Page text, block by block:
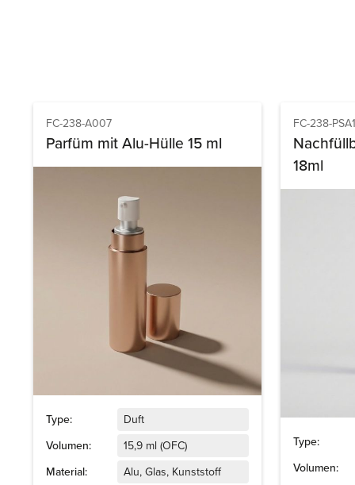
FC-238-A007
Parfüm mit Alu-Hülle 15 ml
Type:
Duft
Volumen:
15,9 ml (OFC)
Material:
Alu, Glas, Kunststoff
FC-238-
18ml
Type:
Volumen: